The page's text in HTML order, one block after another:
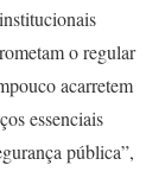
o regular
acarretem
essenciais
pública”,